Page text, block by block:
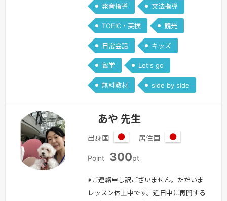
在は台湾で日本語教師として働きながら
大学院で言語・文化に関する研究をして
おり、日本語と英語を 比較 しながら
わかりやすく説明するのが得意で…
きを見る »
発音指導 文法指導
TOEIC・英検 観光
日常会話 キッズ
留学 Let's go
無料教材 side by side
あや 先生
出身国
本
居住国
Point 300pt
※ご連絡申し訳ございません。ただいま
レッスン休止中です。近日中に再開する